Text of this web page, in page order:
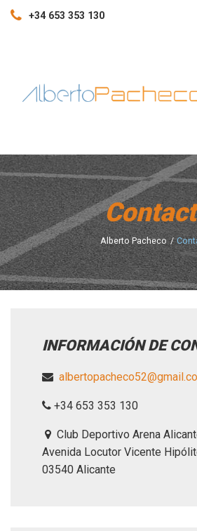
+34 653 353 130
Alberto Pacheco
INFORMACIÓN DE
+34 653 353 130
Club Deportivo Arena
Avenida Locutor Vicente
03540 Alicante